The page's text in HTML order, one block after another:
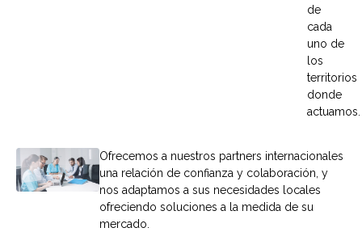
de
cada
uno de
los
territorios
donde
actuamos.
Ofrecemos a nuestros partners internacionales
una relación de confianza y colaboración, y
nos adaptamos a sus necesidades locales
ofreciendo soluciones a la medida de su
mercado.